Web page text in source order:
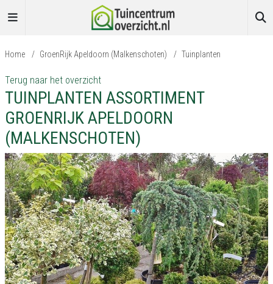
Home / GroenRijk Apeldoorn (Malkenschoten) / Tuinplanten
Terug naar het overzicht
TUINPLANTEN ASSORTIMENT
GROENRIJK APELDOORN
(MALKENSCHOTEN)